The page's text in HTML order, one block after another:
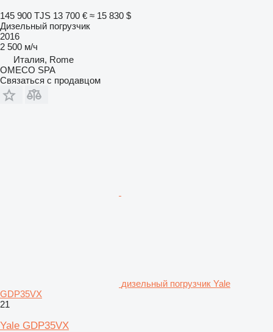
145 900 TJS 13 700 € ≈ 15 830 $
Дизельный погрузчик
2016
2 500 м/ч
Италия, Rome
OMECO SPA
Связаться с продавцом
дизельный погрузчик Yale
GDP35VX
21
Yale GDP35VX